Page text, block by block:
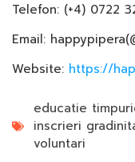
Telefon: (+4) 0722
Email:
Website: https://
educatie
inscrieri
voluntari